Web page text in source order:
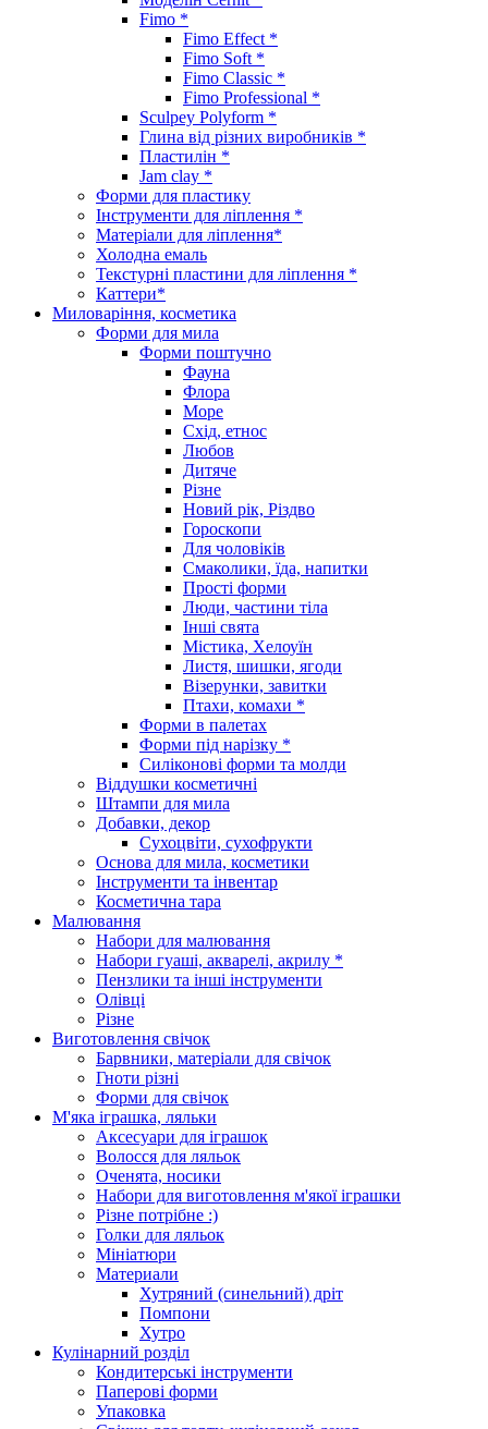
Fimo *
Fimo Effect *
Fimo Soft *
Fimo Classic *
Fimo Professional *
Sculpey Polyform *
Глина від різних виробників *
Пластилін *
Jam clay *
Форми для пластику
Інструменти для ліплення *
Матеріали для ліплення*
Холодна емаль
Текстурні пластини для ліплення *
Каттери*
Миловаріння, косметика
Форми для мила
Форми поштучно
Фауна
Флора
Море
Схід, етнос
Любов
Дитяче
Різне
Новий рік, Різдво
Гороскопи
Для чоловіків
Смаколики, їда, напитки
Прості форми
Люди, частини тіла
Інші свята
Містика, Хелоуїн
Листя, шишки, ягоди
Візерунки, завитки
Птахи, комахи *
Форми в палетах
Форми під нарізку *
Силіконові форми та молди
Віддушки косметичні
Штампи для мила
Добавки, декор
Сухоцвіти, сухофрукти
Основа для мила, косметики
Інструменти та інвентар
Косметична тара
Малювання
Набори для малювання
Набори гуаші, акварелі, акрилу *
Пензлики та інші інструменти
Олівці
Різне
Виготовлення свічок
Барвники, матеріали для свічок
Гноти різні
Форми для свічок
М'яка іграшка, ляльки
Аксесуари для іграшок
Волосся для ляльок
Оченята, носики
Набори для виготовлення м'якої іграшки
Різне потрібне :)
Голки для ляльок
Мініатюри
Материали
Хутряний (синельний) дріт
Помпони
Хутро
Кулінарний розділ
Кондитерські інструменти
Паперові форми
Упаковка